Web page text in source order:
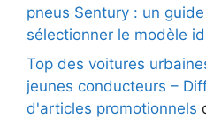
pneus Sentury : un
sélectionner le modèle
Top des voitures
jeunes conducteurs –
d'articles promotionnels